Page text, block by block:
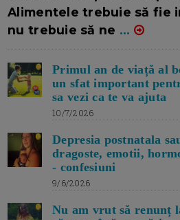
Alimentele trebuie să fie
nu trebuie să ne ...
Primul an de viață al
un sfat important
sa vezi ca te va ajuta
10/7/2026
Depresia postnatala
dragoste, emotii,
- confesiuni
9/6/2026
Nu am vrut să renunț